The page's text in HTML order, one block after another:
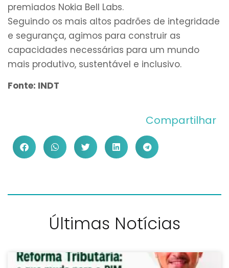
premiados Nokia Bell Labs.
Seguindo os mais altos padrões de integridade
e segurança, agimos para construir as
capacidades necessárias para um mundo
mais produtivo, sustentável e inclusivo.
Fonte: INDT
Compartilhar
Últimas Notícias